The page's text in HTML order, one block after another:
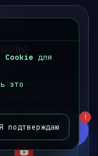
материалы.
Cookie для
это
подтверждаю
письмо
!